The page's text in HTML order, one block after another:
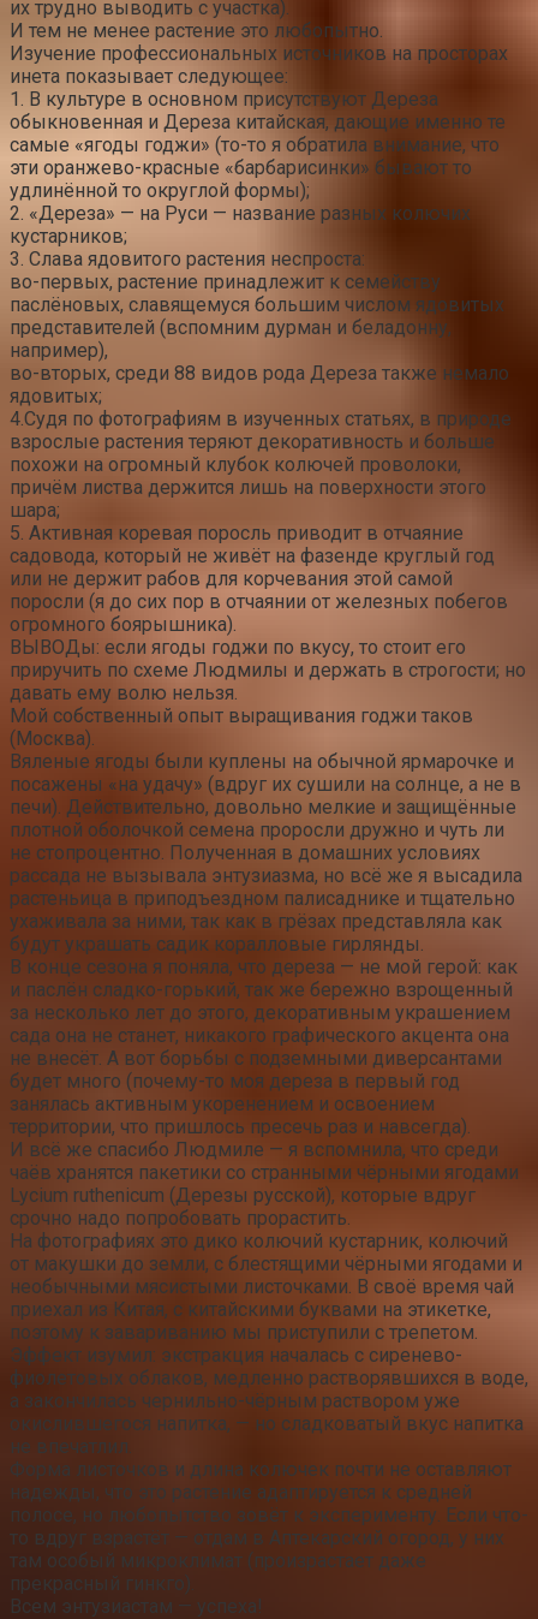
их трудно выводить с участка).
И тем не менее растение это любопытно.
Изучение профессиональных источников на просторах
инета показывает следующее:
1. В культуре в основном присутствуют Дереза
обыкновенная и Дереза китайская, дающие именно те
самые «ягоды годжи» (то-то я обратила внимание, что
эти оранжево-красные «барбарисинки» бывают то
удлинённой то округлой формы);
2. «Дереза» — на Руси — название разных колючих
кустарников;
3. Слава ядовитого растения неспроста:
во-первых, растение принадлежит к семейству
паслёновых, славящемуся большим числом ядовитых
представителей (вспомним дурман и беладонну,
например),
во-вторых, среди 88 видов рода Дереза также немало
ядовитых;
4.Судя по фотографиям в изученных статьях, в природе
взрослые растения теряют декоративность и больше
похожи на огромный клубок колючей проволоки,
причём листва держится лишь на поверхности этого
шара;
5. Активная коревая поросль приводит в отчаяние
садовода, который не живёт на фазенде круглый год
или не держит рабов для корчевания этой самой
поросли (я до сих пор в отчаянии от железных побегов
огромного боярышника).
ВЫВОДы: если ягоды годжи по вкусу, то стоит его
приручить по схеме Людмилы и держать в строгости; но
давать ему волю нельзя.
Мой собственный опыт выращивания годжи таков
(Москва).
Вяленые ягоды были куплены на обычной ярмарочке и
посажены «на удачу» (вдруг их сушили на солнце, а не в
печи). Действительно, довольно мелкие и защищённые
плотной оболочкой семена проросли дружно и чуть ли
не стопроцентно. Полученная в домашних условиях
рассада не вызывала энтузиазма, но всё же я высадила
растеньица в приподъездном палисаднике и тщательно
ухаживала за ними, так как в грёзах представляла как
будут украшать садик коралловые гирлянды.
В конце сезона я поняла, что дереза — не мой герой: как
и паслён сладко-горький, так же бережно взрощенный
за несколько лет до этого, декоративным украшением
сада она не станет, никакого графического акцента она
не внесёт. А вот борьбы с подземными диверсантами
будет много (почему-то моя дереза в первый год
занялась активным укоренением и освоением
территории, что пришлось пресечь раз и навсегда).
И всё же спасибо Людмиле — я вспомнила, что среди
чаёв хранятся пакетики со странными чёрными ягодами
Lycium ruthenicum (Дерезы русской), которые вдруг
срочно надо попробовать прорастить.
На фотографиях это дико колючий кустарник, колючий
от макушки до земли, с блестящими чёрными ягодами и
необычными мясистыми листочками. В своё время чай
приехал из Китая, с китайскими буквами на этикетке,
поэтому к завариванию мы приступили с трепетом.
Эффект изумил: экстракция началась с сиренево-
фиолетовых облаков, медленно растворявшихся в воде,
а закончилась чернильно-чёрным раствором уже
окислившегося напитка, — но сладковатый вкус напитка
не впечатлил.
Форма листочков и длина колючек почти не оставляют
надежды, что это растение адаптируется к средней
полосе, но любопытство зовёт к эксперименту. Если что-
то вдруг взрастёт — отдам в Аптекарский огород, у них
там особый микроклимат (произрастает даже
прекрасный гинкго).
Всем энтузиастам — успеха!